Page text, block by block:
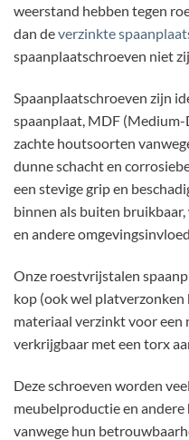
weerstand hebben tegen
dan deverzinkte
spaanplaatschroeven niet
Spaanplaatschroeven zijn
spaanplaat, MDF
zachte houtsoorten
dunne schacht en
een stevige grip en
binnen als buiten
en andere
Onze roestvrijstalen
kop (ook wel
materiaal verzinkt voor een
verkrijgbaar met een torx
Deze schroeven worden
meubelproductie en
vanwege hun